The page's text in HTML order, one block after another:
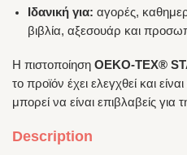
Ιδανική για: αγορές,
βιβλία, αξεσουάρ και
Η πιστοποίηση OEKO-TEX®
το προϊόν έχει ελεγχθεί και
μπορεί να είναι επιβλαβείς για
Description